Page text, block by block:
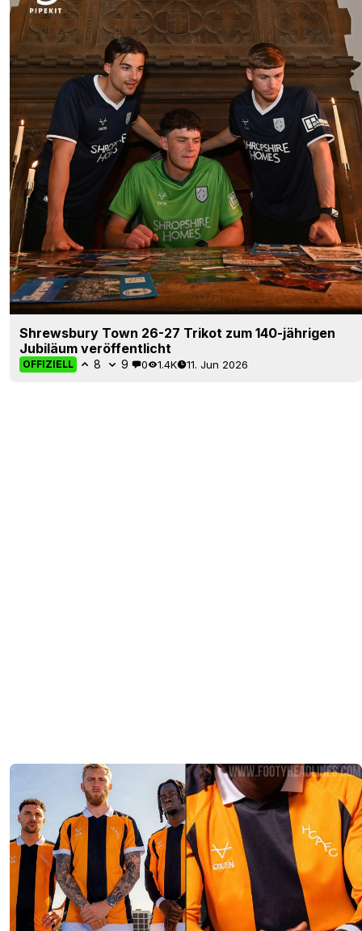
Shrewsbury Town 26-27 Trikot zum 140-jährigen
Jubiläum veröffentlicht
OFFIZIELL 8 9 0 1.4K 11. Jun 2026